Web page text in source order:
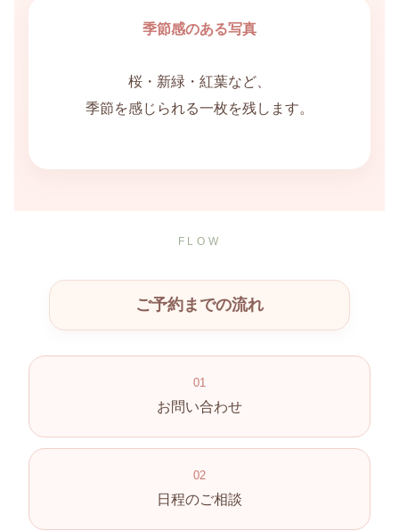
季節感のある写真
桜・新緑・紅葉など、
季節を感じられる一枚を残します。
FLOW
ご予約までの流れ
01
お問い合わせ
02
日程のご相談